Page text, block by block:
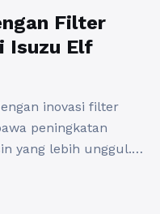
Filter
Isuzu Elf
inovasi filter
peningkatan
yang lebih unggul.
sistem